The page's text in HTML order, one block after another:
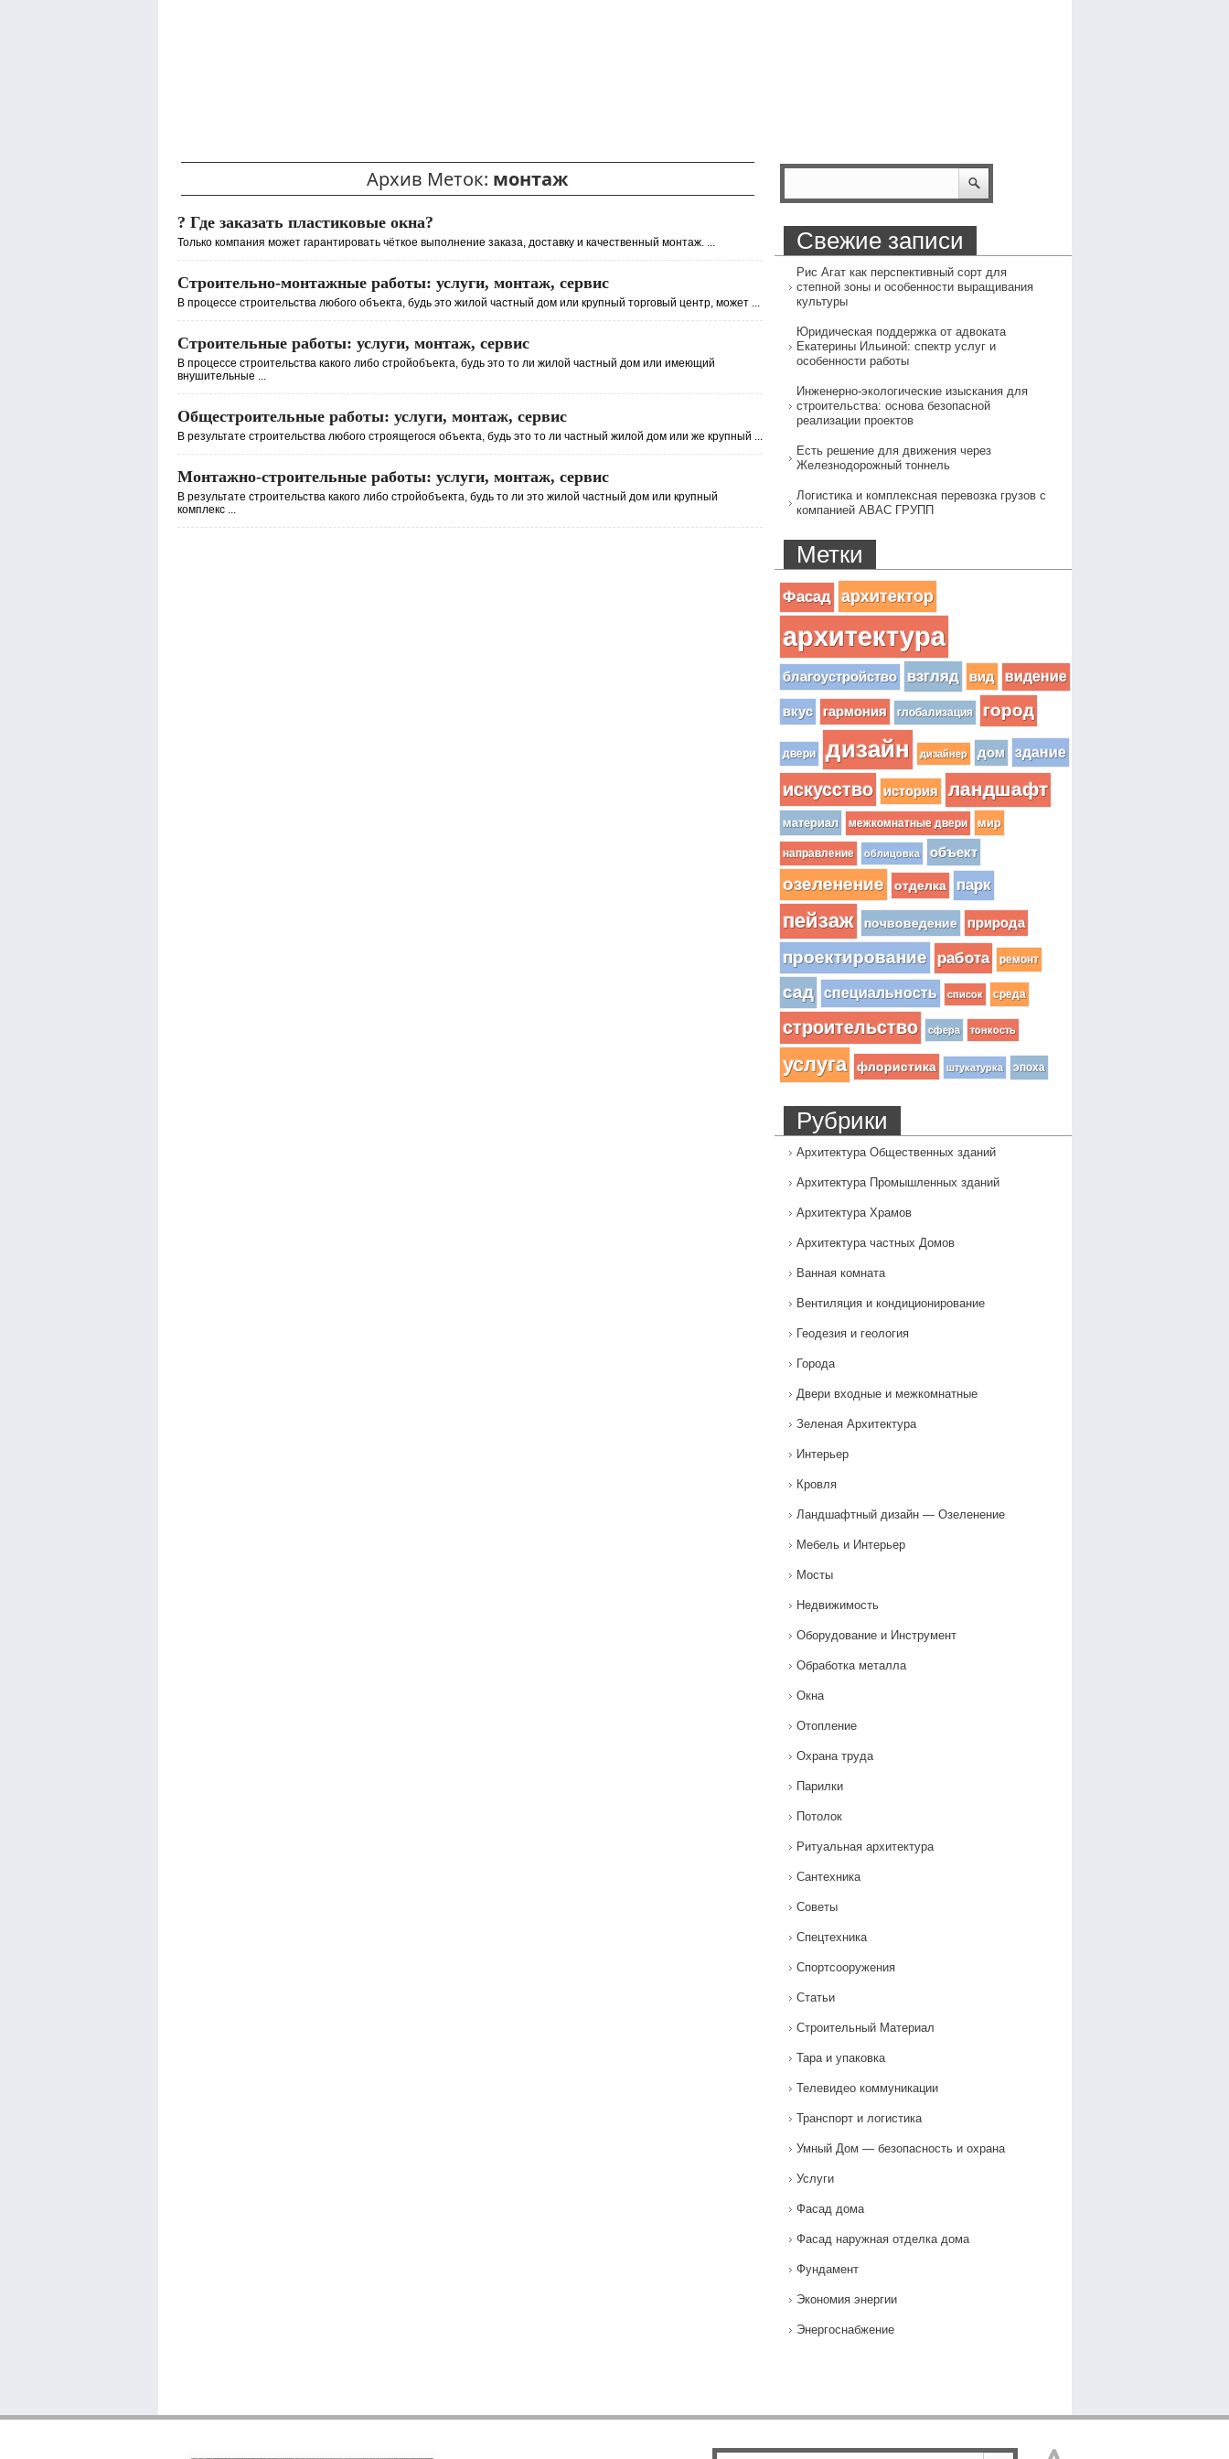
Архив Меток: монтаж
? Где заказать пластиковые окна?
Только компания может гарантировать чёткое выполнение заказа, доставку и качественный монтаж. ...
Строительно-монтажные работы: услуги, монтаж, сервис
В процессе строительства любого объекта, будь это жилой частный дом или крупный торговый центр, может ...
Строительные работы: услуги, монтаж, сервис
В процессе строительства какого либо стройобъекта, будь это то ли жилой частный дом или имеющий
внушительные ...
Общестроительные работы: услуги, монтаж, сервис
В результате строительства любого строящегося объекта, будь это то ли частный жилой дом или же крупный ...
Монтажно-строительные работы: услуги, монтаж, сервис
В результате строительства какого либо стройобъекта, будь то ли это жилой частный дом или крупный
комплекс ...
Свежие записи
Рис Агат как перспективный сорт для
степной зоны и особенности выращивания
культуры
Юридическая поддержка от адвоката
Екатерины Ильиной: спектр услуг и
особенности работы
Инженерно-экологические изыскания для
строительства: основа безопасной
реализации проектов
Есть решение для движения через
Железнодорожный тоннель
Логистика и комплексная перевозка грузов с
компанией АВАС ГРУПП
Метки
Фасад архитектор
архитектура
благоустройство взгляд вид видение
вкус гармония глобализация город
двери дизайн дизайнер дом здание
искусство история ландшафт
материал межкомнатные двери мир
направление облицовка объект
озеленение отделка парк
пейзаж почвоведение природа
проектирование работа ремонт
сад специальность список среда
строительство сфера тонкость
услуга флористика штукатурка эпоха
Рубрики
Архитектура Общественных зданий
Архитектура Промышленных зданий
Архитектура Храмов
Архитектура частных Домов
Ванная комната
Вентиляция и кондиционирование
Геодезия и геология
Города
Двери входные и межкомнатные
Зеленая Архитектура
Интерьер
Кровля
Ландшафтный дизайн — Озеленение‎
Мебель и Интерьер
Мосты
Недвижимость
Оборудование и Инструмент
Обработка металла
Окна
Отопление
Охрана труда
Парилки
Потолок
Ритуальная архитектура
Сантехника
Советы
Спецтехника
Спортсооружения
Статьи
Строительный Материал
Тара и упаковка
Телевидео коммуникации
Транспорт и логистика
Умный Дом — безопасность и охрана
Услуги
Фасад дома
Фасад наружная отделка дома
Фундамент
Экономия энергии
Энергоснабжение